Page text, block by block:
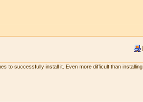
to successfully install it. Even more difficult than installing